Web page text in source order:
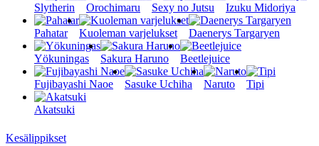
Slytherin Orochimaru Sexy no Jutsu Izuku Midoriya
Pahatar Kuoleman varjelukset Daenerys Targaryen
Yökuningas Sakura Haruno Beetlejuice
Fujibayashi Naoe Sasuke Uchiha Naruto Tipi
Akatsuki
Kesälippikset